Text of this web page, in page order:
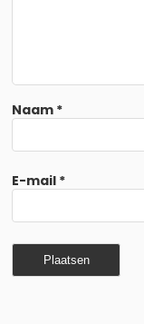
Naam *
E-mail *